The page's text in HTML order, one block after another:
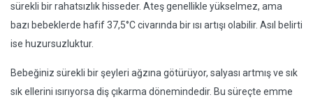
sürekli bir rahatsızlık hisseder. Ateş genellikle yükselmez, ama
bazı bebeklerde hafif 37,5°C civarında bir ısı artışı olabilir. Asıl belirti
ise huzursuzluktur.
Bebeğiniz sürekli bir şeyleri ağzına götürüyor, salyası artmış ve sık
sık ellerini ısırıyorsa diş çıkarma dönemindedir. Bu süreçte emme